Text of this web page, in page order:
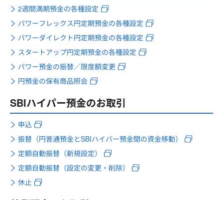
2週間満期預金の各種設定
パワーフレックス円定期預金の各種設定
パワーダイレクト円定期預金の各種設定
スタートアップ円定期預金の各種設定
パワー預金の振替／限度額変更
円預金の保有商品照会
SBIハイパー預金のお取引
申込
振替（円普通預金とSBIハイパー預金間の資金移動）
定額自動振替（新規設定）
定額自動振替（設定の変更・削除）
休止